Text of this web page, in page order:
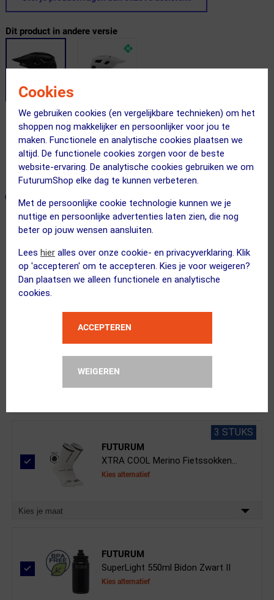
Cookies
We gebruiken cookies (en vergelijkbare technieken) om het
shoppen nog makkelijker en persoonlijker voor jou te
maken. Functionele en analytische cookies plaatsen we
altijd. De functionele cookies zorgen voor de beste
website-ervaring. De analytische cookies gebruiken we om
FuturumShop elke dag te kunnen verbeteren.
Met de persoonlijke cookie technologie kunnen we je
nuttige en persoonlijke advertenties laten zien, die nog
beter op jouw wensen aansluiten.
Lees hier alles over onze cookie- en privacyverklaring. Klik
op 'accepteren' om te accepteren. Kies je voor weigeren?
Dan plaatsen we alleen functionele en analytische
cookies.
ACCEPTEREN
WEIGEREN
Dit product in andere versie
Gratis bezorging & retourneren
Voor 23:00 uur besteld, morgen in huis
365 dagen retourrecht
← Terug naar productnavigatie
ONZE AANBEVOLEN COMBINATIE
Coyote Kineticore MTB Fietshelm Mat...
BBB Cycling
ComfortCap BBW-293 Helmmuts Wit
Kies alternatief
3 STUKS
FUTURUM
XTRA COOL Merino Fietssokken...
Kies alternatief
Kies je maat
FUTURUM
SuperLight 550ml Bidon Zwart II
Kies alternatief